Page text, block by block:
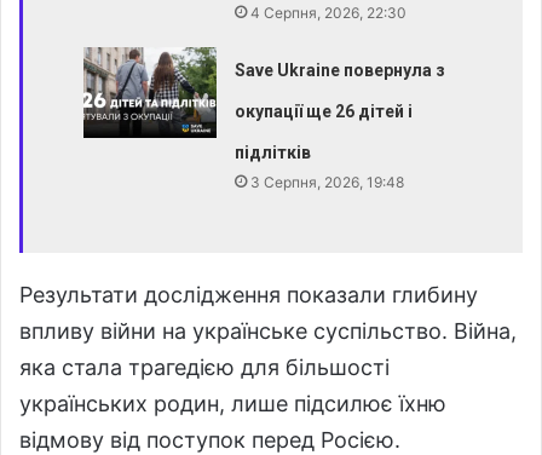
4 Серпня, 2026, 22:30
Save Ukraine повернула з
окупації ще 26 дітей і
підлітків
3 Серпня, 2026, 19:48
Результати дослідження показали глибину
впливу війни на українське суспільство. Війна,
яка стала трагедією для більшості
українських родин, лише підсилює їхню
відмову від поступок перед Росією.